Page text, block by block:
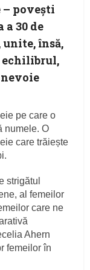
– povești
30 de
unite, însă,
echilibrul,
nevoie
pe care o
numele. O
care trăiește
strigătul
al femeilor
care ne
Ahern
femeilor în